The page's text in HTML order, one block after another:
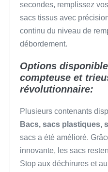
secondes, remplissez
sacs tissus avec
continu du niveau de
débordement.
Options
compteuse et
révolutionnaire:
Plusieurs contenants
Bacs, sacs plastiques,
sacs a été amélioré.
innovante, les sacs
Stop aux déchirures et